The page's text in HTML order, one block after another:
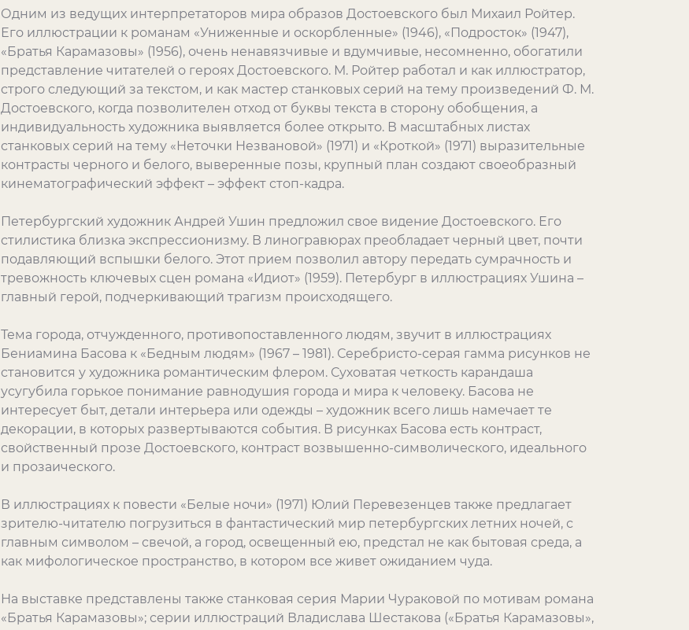
Одним из ведущих интерпретаторов мира образов Достоевского был Михаил Ройтер.
Его иллюстрации к романам «Униженные и оскорбленные» (1946), «Подросток» (1947),
«Братья Карамазовы» (1956), очень ненавязчивые и вдумчивые, несомненно, обогатили
представление читателей о героях Достоевского. М. Ройтер работал и как иллюстратор,
строго следующий за текстом, и как мастер станковых серий на тему произведений Ф. М.
Достоевского, когда позволителен отход от буквы текста в сторону обобщения, а
индивидуальность художника выявляется более открыто. В масштабных листах
станковых серий на тему «Неточки Незвановой» (1971) и «Кроткой» (1971) выразительные
контрасты черного и белого, выверенные позы, крупный план создают своеобразный
кинематографический эффект – эффект стоп-кадра.
Петербургский художник Андрей Ушин предложил свое видение Достоевского. Его
стилистика близка экспрессионизму. В линогравюрах преобладает черный цвет, почти
подавляющий вспышки белого. Этот прием позволил автору передать сумрачность и
тревожность ключевых сцен романа «Идиот» (1959). Петербург в иллюстрациях Ушина –
главный герой, подчеркивающий трагизм происходящего.
Тема города, отчужденного, противопоставленного людям, звучит в иллюстрациях
Бениамина Басова к «Бедным людям» (1967 – 1981). Серебристо-серая гамма рисунков не
становится у художника романтическим флером. Суховатая четкость карандаша
усугубила горькое понимание равнодушия города и мира к человеку. Басова не
интересует быт, детали интерьера или одежды – художник всего лишь намечает те
декорации, в которых развертываются события. В рисунках Басова есть контраст,
свойственный прозе Достоевского, контраст возвышенно-символического, идеального
и прозаического.
В иллюстрациях к повести «Белые ночи» (1971) Юлий Перевезенцев также предлагает
зрителю-читателю погрузиться в фантастический мир петербургских летних ночей, с
главным символом – свечой, а город, освещенный ею, предстал не как бытовая среда, а
как мифологическое пространство, в котором все живет ожиданием чуда.
На выставке представлены также станковая серия Марии Чураковой по мотивам романа
«Братья Карамазовы»; серии иллюстраций Владислава Шестакова («Братья Карамазовы»,